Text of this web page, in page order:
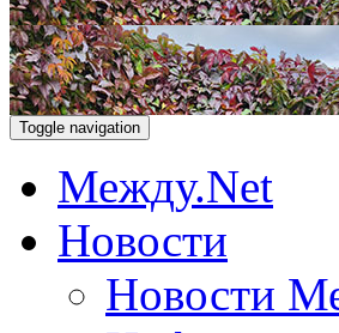
Toggle navigation
Между.Net
Новости
Новости